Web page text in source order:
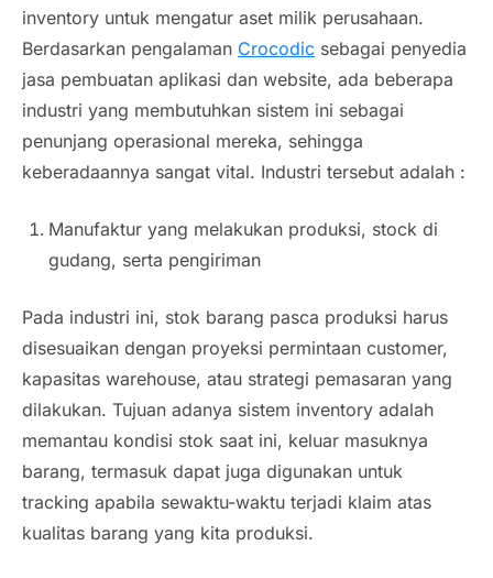
inventory untuk mengatur aset milik perusahaan.
Berdasarkan pengalaman Crocodic sebagai penyedia
jasa pembuatan aplikasi dan website, ada beberapa
industri yang membutuhkan sistem ini sebagai
penunjang operasional mereka, sehingga
keberadaannya sangat vital. Industri tersebut adalah :
Manufaktur yang melakukan produksi, stock di
gudang, serta pengiriman
Pada industri ini, stok barang pasca produksi harus
disesuaikan dengan proyeksi permintaan customer,
kapasitas warehouse, atau strategi pemasaran yang
dilakukan. Tujuan adanya sistem inventory adalah
memantau kondisi stok saat ini, keluar masuknya
barang, termasuk dapat juga digunakan untuk
tracking apabila sewaktu-waktu terjadi klaim atas
kualitas barang yang kita produksi.